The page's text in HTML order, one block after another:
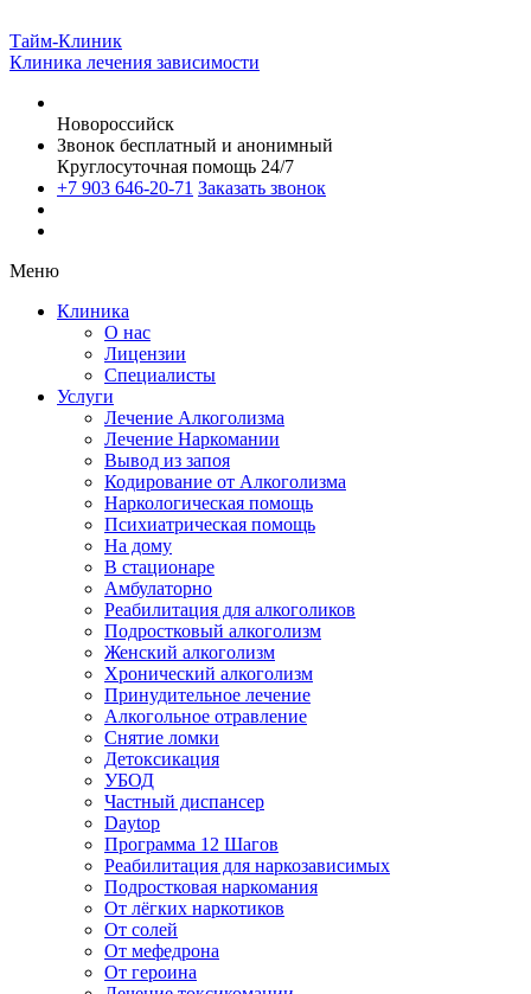
Тайм-Клиник
Клиника лечения зависимости
Новороссийск
Звонок бесплатный и анонимный
Круглосуточная помощь 24/7
+7 903 646-20-71 Заказать звонок
Меню
Клиника
О нас
Лицензии
Специалисты
Услуги
Лечение Алкоголизма
Лечение Наркомании
Вывод из запоя
Кодирование от Алкоголизма
Наркологическая помощь
Психиатрическая помощь
На дому
В стационаре
Амбулаторно
Реабилитация для алкоголиков
Подростковый алкоголизм
Женский алкоголизм
Хронический алкоголизм
Принудительное лечение
Алкогольное отравление
Снятие ломки
Детоксикация
УБОД
Частный диспансер
Daytop
Программа 12 Шагов
Реабилитация для наркозависимых
Подростковая наркомания
От лёгких наркотиков
От солей
От мефедрона
От героина